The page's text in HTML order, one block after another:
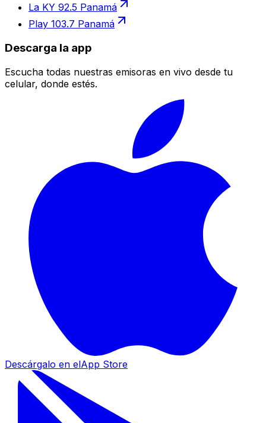
La KY 92.5 Panamá
Play 103.7 Panamá
Descarga la app
Escucha todas nuestras emisoras en vivo desde tu
celular, donde estés.
Descárgalo en elApp Store